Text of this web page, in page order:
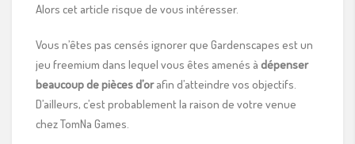
Alors cet article risque de vous intéresser.
Vous n’êtes pas censés ignorer que Gardenscapes est un
jeu freemium dans lequel vous êtes amenés à dépenser
beaucoup de pièces d’orafin d’atteindre vos objectifs.
D’ailleurs, c’est probablement la raison de votre venue
chez TomNa Games.